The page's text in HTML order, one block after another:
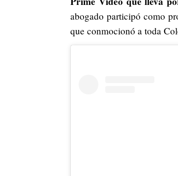
abogado participó como
que conmocionó a toda